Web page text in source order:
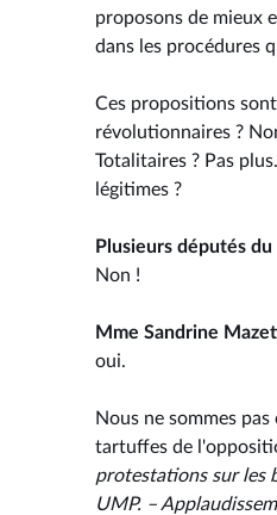
proposons de mieux
dans les procédures
Ces propositions
révolutionnaires ?
Totalitaires ? Pas
légitimes ?
Plusieurs députés
Non !
Mme Sandrine
oui.
Nous ne sommes
tartuffes de
protestations sur les
UMP. –